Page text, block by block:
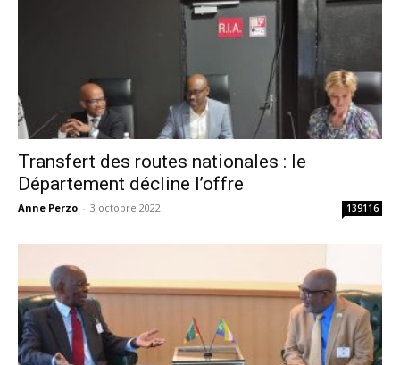
Transfert des routes nationales : le
Département décline l’offre
Anne Perzo - 3 octobre 2022 139116